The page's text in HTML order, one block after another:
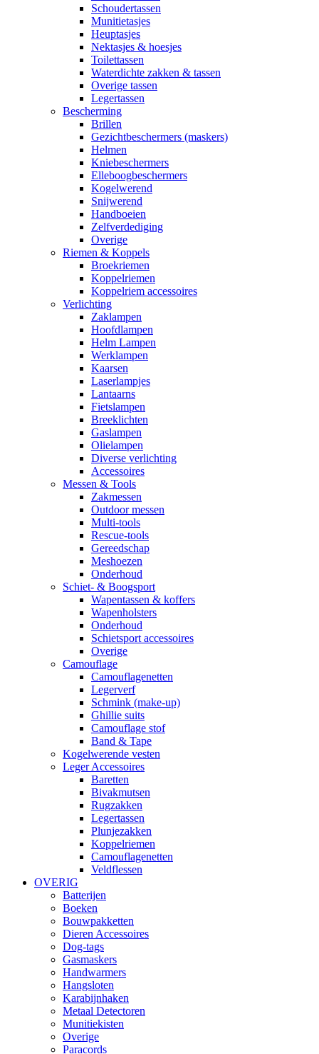
Schoudertassen
Munitietasjes
Heuptasjes
Nektasjes & hoesjes
Toilettassen
Waterdichte zakken & tassen
Overige tassen
Legertassen
Bescherming
Brillen
Gezichtbeschermers (maskers)
Helmen
Kniebeschermers
Elleboogbeschermers
Kogelwerend
Snijwerend
Handboeien
Zelfverdediging
Overige
Riemen & Koppels
Broekriemen
Koppelriemen
Koppelriem accessoires
Verlichting
Zaklampen
Hoofdlampen
Helm Lampen
Werklampen
Kaarsen
Laserlampjes
Lantaarns
Fietslampen
Breeklichten
Gaslampen
Olielampen
Diverse verlichting
Accessoires
Messen & Tools
Zakmessen
Outdoor messen
Multi-tools
Rescue-tools
Gereedschap
Meshoezen
Onderhoud
Schiet- & Boogsport
Wapentassen & koffers
Wapenholsters
Onderhoud
Schietsport accessoires
Overige
Camouflage
Camouflagenetten
Legerverf
Schmink (make-up)
Ghillie suits
Camouflage stof
Band & Tape
Kogelwerende vesten
Leger Accessoires
Baretten
Bivakmutsen
Rugzakken
Legertassen
Plunjezakken
Koppelriemen
Camouflagenetten
Veldflessen
OVERIG
Batterijen
Boeken
Bouwpakketten
Dieren Accessoires
Dog-tags
Gasmaskers
Handwarmers
Hangsloten
Karabijnhaken
Metaal Detectoren
Munitiekisten
Overige
Paracords